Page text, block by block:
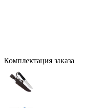
Комплектация заказа